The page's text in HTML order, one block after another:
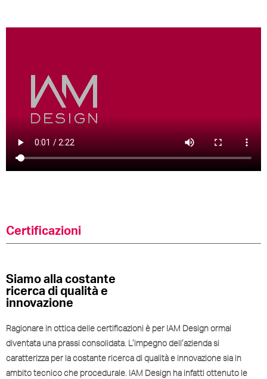
Certificazioni
Siamo alla costante
ricerca di qualità e
innovazione
Ragionare in ottica delle certificazioni è per IAM Design ormai
diventata una prassi consolidata. L’impegno dell’azienda si
caratterizza per la costante ricerca di qualità e innovazione sia in
ambito tecnico che procedurale. IAM Design ha infatti ottenuto le